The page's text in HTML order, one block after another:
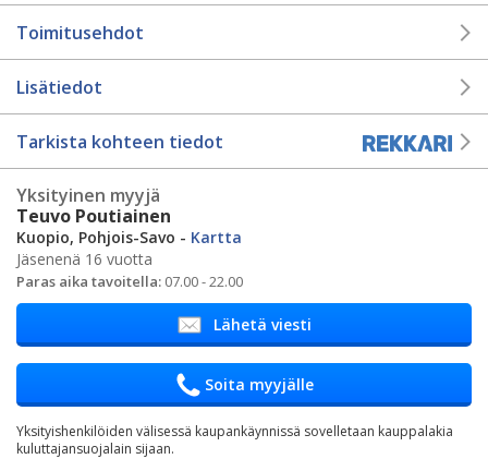
Toimitusehdot
Lisätiedot
Tarkista kohteen tiedot
Yksityinen myyjä
Teuvo Poutiainen
Kuopio, Pohjois-Savo - Kartta
Jäsenenä 16 vuotta
Paras aika tavoitella: 07.00 - 22.00
Lähetä viesti
Soita myyjälle
Yksityishenkilöiden välisessä kaupankäynnissä sovelletaan kauppalakia
kuluttajansuojalain sijaan.